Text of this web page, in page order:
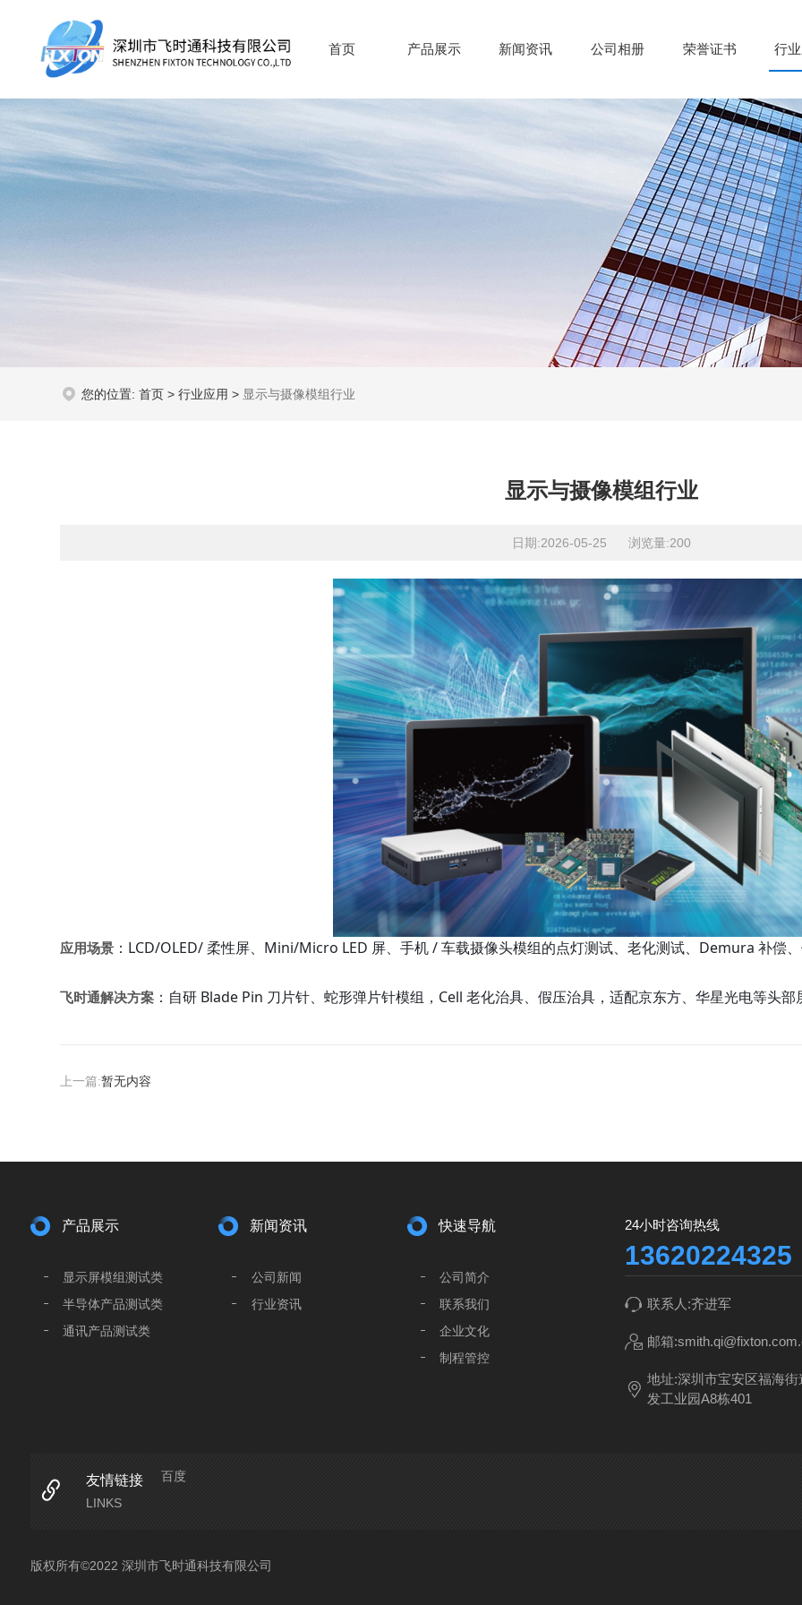
首页 产品展示 新闻资讯 公司相册 荣誉证书 行
您的位置:首页 >行业应用 > 显示与摄像模组行业
显示与摄像模组行业
日期:2026-05-25 浏览量:200
应用场景 ：LCD/OLED/ 柔性屏、Mini/Micro LED 屏、手机 / 车载摄像头模组的点灯测试、老化测试、Demura 补偿
飞时通解决方案 ：自研 Blade Pin 刀片针、蛇形弹片针模组，Cell 老化治具、假压治具，适配京东方、华星光电等头
上一篇:暂无内容
产品展示
显示屏模组测试类
半导体产品测试类
通讯产品测试类
新闻资讯
公司新闻
行业资讯
快速导航
公司简介
联系我们
企业文化
制程管控
24小时咨询热线
13620224325
联系人:齐进军
邮箱
地址:深圳市宝安区福海
发工业园A8栋401
友情链接
LINKS
百度
版权所有©2022 深圳市飞时通科技有限公司